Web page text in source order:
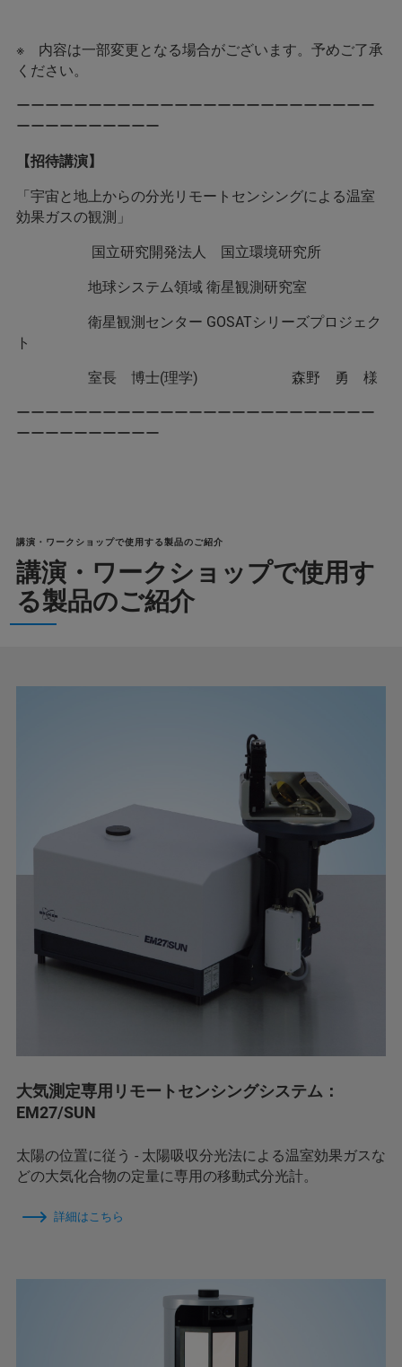
※ 内容は一部変更となる場合がございます。予めご了承
ください。
ーーーーーーーーーーーーーーーーーーーーーーーーー
ーーーーーーーーーー
【招待講演】
「宇宙と地上からの分光リモートセンシングによる温室
効果ガスの観測」
国立研究開発法人 国立環境研究所
地球システム領域 衛星観測研究室
衛星観測センター GOSATシリーズプロジェク
ト
室長 博士(理学) 森野 勇 様
ーーーーーーーーーーーーーーーーーーーーーーーーー
ーーーーーーーーーー
講演・ワークショップで使用する製品のご紹介
講演・ワークショップで使用す
る製品のご紹介
大気測定専用リモートセンシングシステム：
EM27/SUN
太陽の位置に従う - 太陽吸収分光法による温室効果ガスな
どの大気化合物の定量に専用の移動式分光計。
詳細はこちら